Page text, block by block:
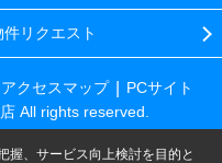
件リクエスト
アクセスマップ
PCサイト
All rights reserved.
握、サービス向上検討を目的と